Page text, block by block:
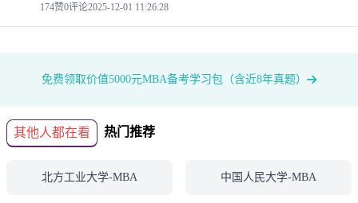
174赞0评论2025-12-01 11:26:28
免费领取价值5000元MBA备考学习包（含近8年真题）
其他人都在看 热门推荐
北方工业大学-MBA 中国人民大学-MBA